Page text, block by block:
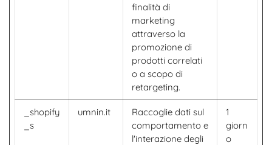
finalità di
marketing
attraverso la
promozione di
prodotti correlati
o a scopo di
retargeting.
_shopify
_s
umnin.it
Raccoglie dati sul
comportamento e
l'interazione degli
1
giorn
o